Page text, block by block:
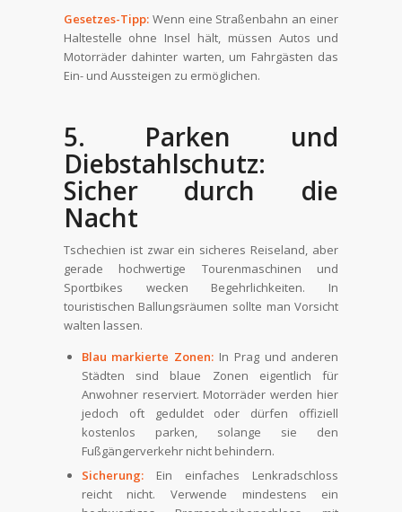
Gesetzes-Tipp:Wenn eine Straßenbahn an einer
Haltestelle ohne Insel hält, müssen Autos und
Motorräder dahinter warten, um Fahrgästen das
Ein- und Aussteigen zu ermöglichen.
5. Parken und
Diebstahlschutz:
Sicher durch die
Nacht
Tschechien ist zwar ein sicheres Reiseland, aber
gerade hochwertige Tourenmaschinen und
Sportbikes wecken Begehrlichkeiten. In
touristischen Ballungsräumen sollte man Vorsicht
walten lassen.
Blau markierte Zonen: In Prag und anderen
Städten sind blaue Zonen eigentlich für
Anwohner reserviert. Motorräder werden hier
jedoch oft geduldet oder dürfen offiziell
kostenlos parken, solange sie den
Fußgängerverkehr nicht behindern.
Sicherung:Ein einfaches Lenkradschloss
reicht nicht. Verwende mindestens ein